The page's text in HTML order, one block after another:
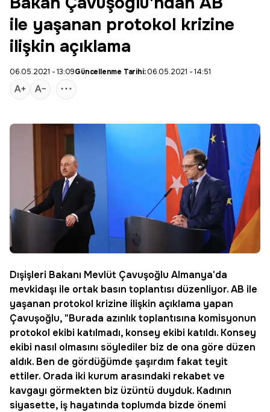
ile yaşanan protokol krizine
ilişkin açıklama
06.05.2021 - 13:09Güncellenme Tarihi:06.05.2021 - 14:51
Dışişleri Bakanı Mevlüt Çavuşoğlu Almanya'da
mevkidaşı ile ortak basın toplantısı düzenliyor. AB ile
yaşanan protokol krizine ilişkin açıklama yapan
Çavuşoğlu, "Burada azınlık toplantısına komisyonun
protokol ekibi katılmadı, konsey ekibi katıldı. Konsey
ekibi nasıl olmasını söylediler biz de ona göre düzen
aldık. Ben de gördüğümde şaşırdım fakat teyit
ettiler. Orada iki kurum arasındaki rekabet ve
kavgayı görmekten biz üzüntü duyduk. Kadının
siyasette, iş hayatında toplumda bizde önemi